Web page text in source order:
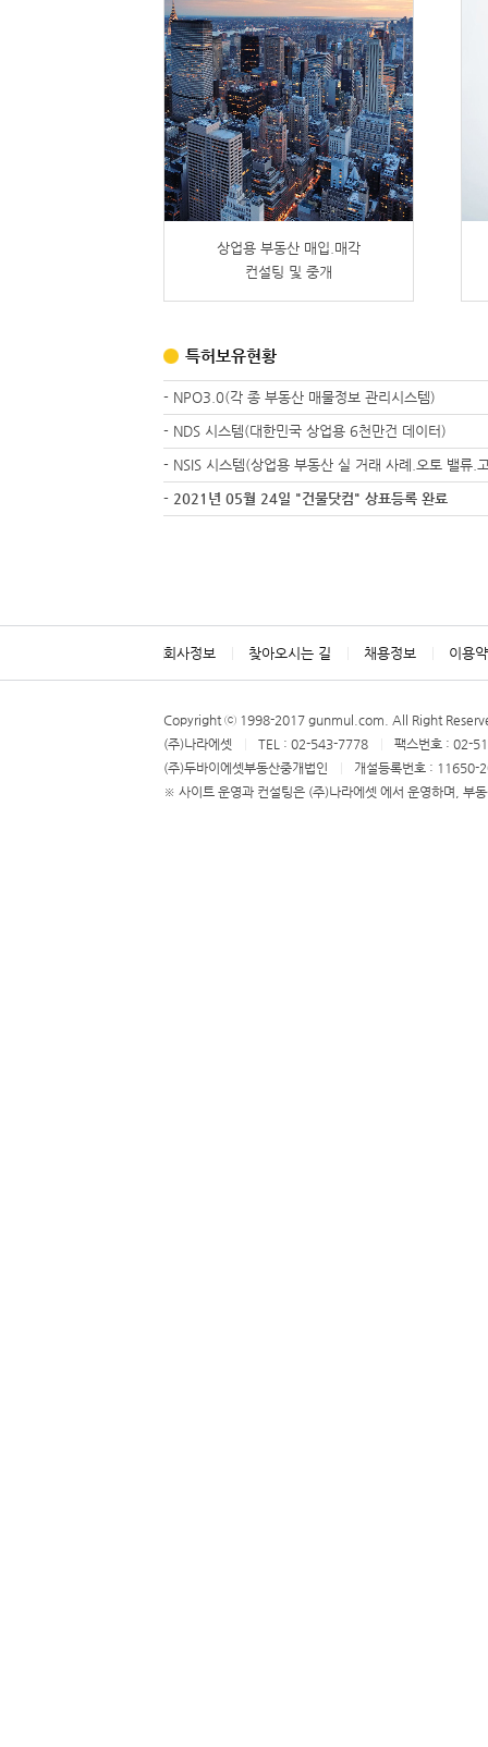
상업용 부동산 매입.매각
컨설팅 및 중개
특허보유현황
- NPO3.0(각 종 부동산 매물정보 관리시스템)
- NDS 시스템(대한민국 상업용 6천만건 데이터)
- NSIS 시스템(상업용 부동산 실 거래 사례.오토 밸류
- 2021년 05월 24일 "건물닷컴" 상표등록 완료
회사정보 찾아오시는 길 채용정보 이용
Copyright ⓒ 1998-2017 gunmul.com. All Right
(주)나라에셋
TEL : 02-543-7778
팩스번호 : 02-
(주)두바이에셋부동산중개법인
개설등록번호 :
※ 사이트 운영과 컨설팅은 (주)나라에셋 에서 운영하며, 부